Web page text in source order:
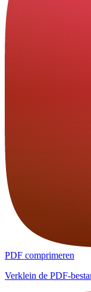
PDF comprimeren
Verklein de PDF-